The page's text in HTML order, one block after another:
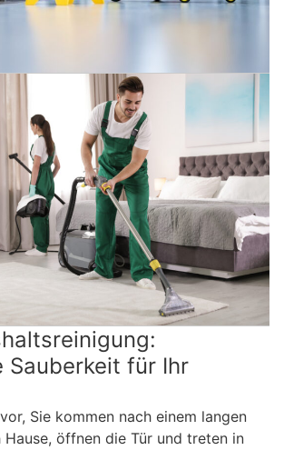
Sauberkeit für Ihr
Sie kommen nach einem langen
öffnen die Tür und treten in